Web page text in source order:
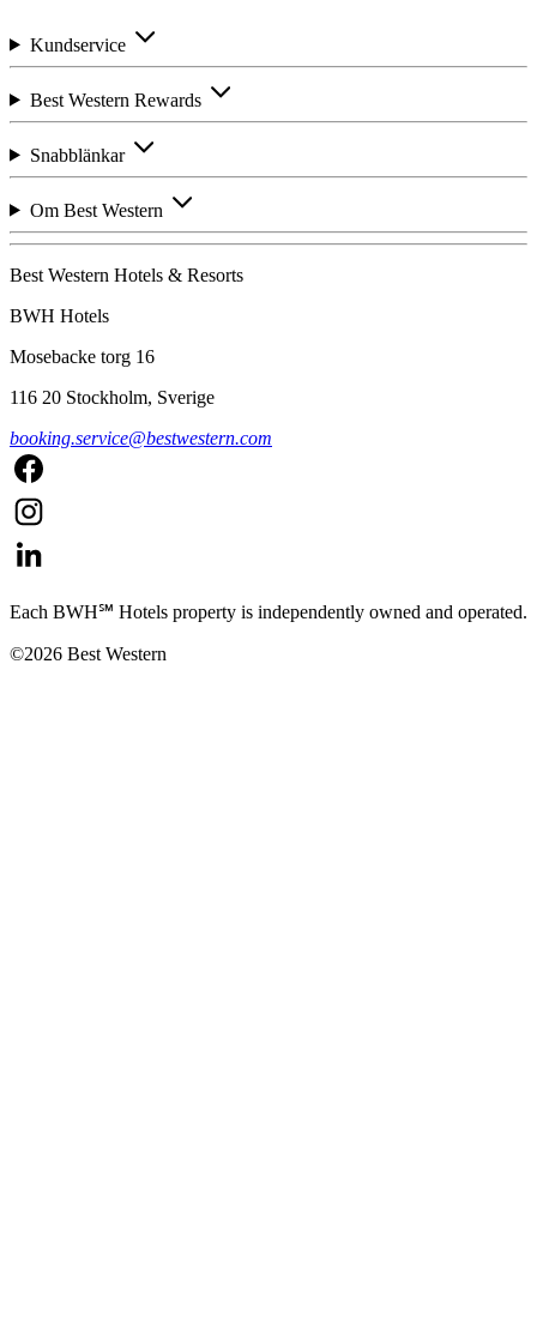
Kundservice
Best Western Rewards
Snabblänkar
Om Best Western
Best Western Hotels & Resorts
BWH Hotels
Mosebacke torg 16
116 20 Stockholm, Sverige
booking.service@bestwestern.com
Each BWH℠ Hotels property is independently owned and operated.
©2026 Best Western